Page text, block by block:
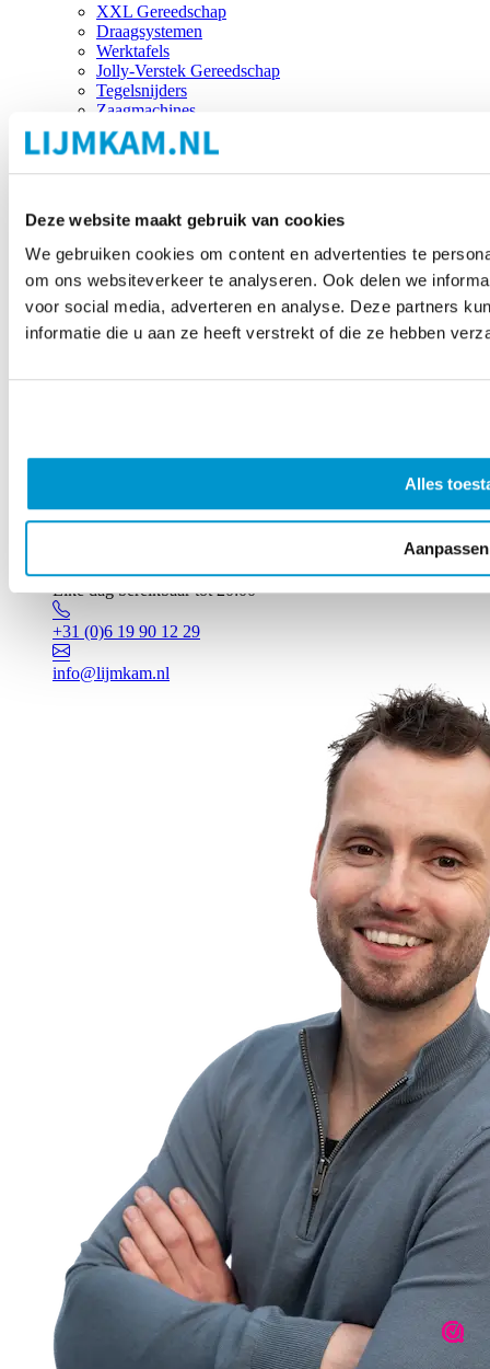
Deze website maakt gebruik van cookies
We gebruiken cookies om content en advertenties te
om ons websiteverkeer te analyseren. Ook delen we
voor social media, adverteren en analyse. Deze partners
informatie die u aan ze heeft verstrekt of die ze hebben
Alles
Aanpassen
XXL Gereedschap
Draagsystemen
Werktafels
Jolly-Verstek Gereedschap
Tegelsnijders
Zaagmachines
Merken
Elke dag bereikbaar tot 20:00
+31 (0)6 19 90 12 29
info@lijmkam.nl